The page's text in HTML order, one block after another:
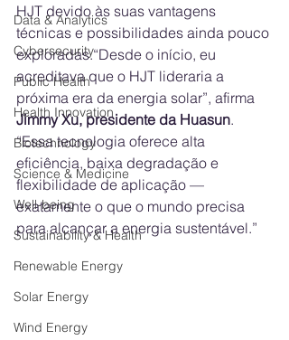
Data & Analytics
Cybersecurity
Public Health
Health Innovation
Biotechnology
Science & Medicine
Well-being
Sustainability & Health
Renewable Energy
Solar Energy
Wind Energy
HJT devido às suas vantagens
técnicas e possibilidades ainda pouco
exploradas.“Desde o início, eu
acreditava que o HJT lideraria a
próxima era da energia solar”, afirma
Jimmy Xu, presidente da Huasun.
“Essa tecnologia oferece alta
eficiência, baixa degradação e
flexibilidade de aplicação —
exatamente o que o mundo precisa
para alcançar a energia sustentável.”